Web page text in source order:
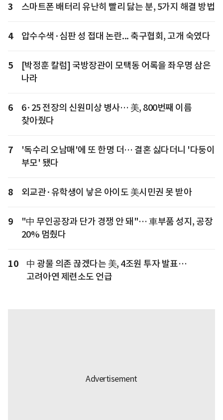
3 스마트폰 배터리 유난히 빨리 닳는 분, 5가지 해결 방법
4 압수수색·심판 성 접대 논란... 축구협회, 고개 숙였다
5
[박정훈 칼럼] 국방장관이 모택동 어록을 좌우명 삼은
나라
6
6·25 전장의 신원미상 병사… 美, 800번째 이름
찾아줬다
7
'독수리 오남매'에 또 한명 더… 결혼 싫다더니 '다둥이
부모' 됐다
8 외교관·유학생이 낳은 아이도 美시민권 못 받아
9
"中 무인공장과 단가 경쟁 안 돼"… 車부품 성지, 공장
20% 멈췄다
10
中 광물 의존 끊겠다는 美, 4조원 투자 발표…
고려아연 제련소도 언급